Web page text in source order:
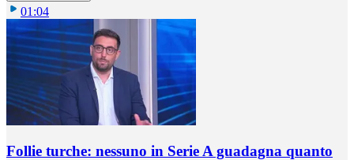
01:04
Follie turche: nessuno in Serie A guadagna quanto